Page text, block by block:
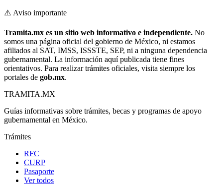
⚠️ Aviso importante
Tramita.mx es un sitio web informativo e independiente. No
somos una página oficial del gobierno de México, ni estamos
afiliados al SAT, IMSS, ISSSTE, SEP, ni a ninguna dependencia
gubernamental. La información aquí publicada tiene fines
orientativos. Para realizar trámites oficiales, visita siempre los
portales de gob.mx.
TRAMITA.MX
Guías informativas sobre trámites, becas y programas de apoyo
gubernamental en México.
Trámites
RFC
CURP
Pasaporte
Ver todos